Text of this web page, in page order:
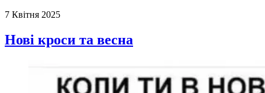
7 Квітня 2025
Нові кроси та весна